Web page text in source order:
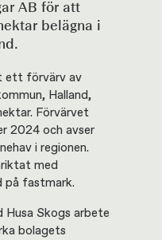
AB för att
belägna i
ett förvärv av
Halland,
Förvärvet
2024 och avser
i regionen.
med
på fastmark.
Husa Skogs arbete
bolagets